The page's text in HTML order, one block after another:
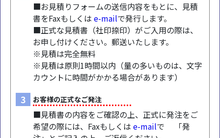
■お見積りフォームの送信内容をもとに、見積
書をFaxもしくは e-mailで発行します。
■正式な見積書（社印捺印）がご入用の際は、
お申し付けください。郵送いたします。
※見積は完全無料
※見積は原則1時間以内（量の多いものは、文字
カウントに時間がかかる場合があります）
3 お客様の正式なご発注
■見積書の内容をご確認の上、正式に発注をご
希望の際には、Faxもしくは e-mailで 「発